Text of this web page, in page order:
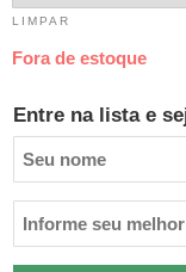
LIMPAR
Fora de estoque
Entre na lista e